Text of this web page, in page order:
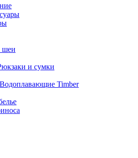
шеи
и сумки
Водоплавающие Timber